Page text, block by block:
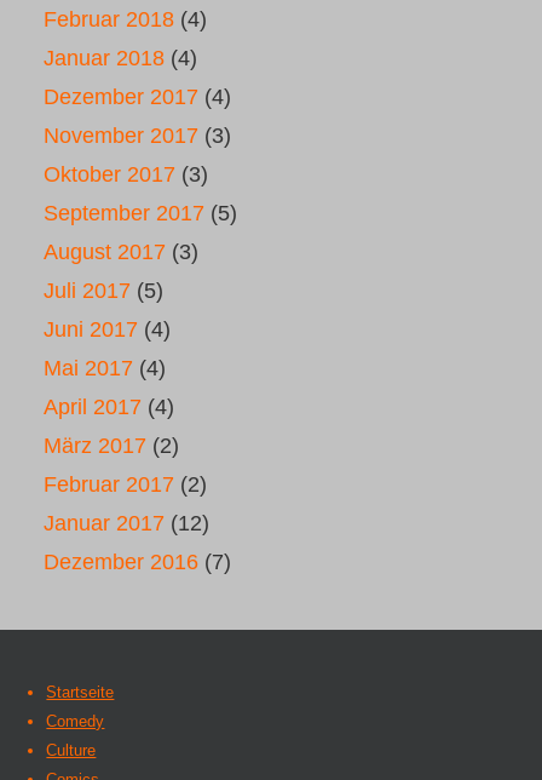
Februar 2018 (4)
Januar 2018 (4)
Dezember 2017 (4)
November 2017 (3)
Oktober 2017 (3)
September 2017 (5)
August 2017 (3)
Juli 2017 (5)
Juni 2017 (4)
Mai 2017 (4)
April 2017 (4)
März 2017 (2)
Februar 2017 (2)
Januar 2017 (12)
Dezember 2016 (7)
Startseite
Comedy
Culture